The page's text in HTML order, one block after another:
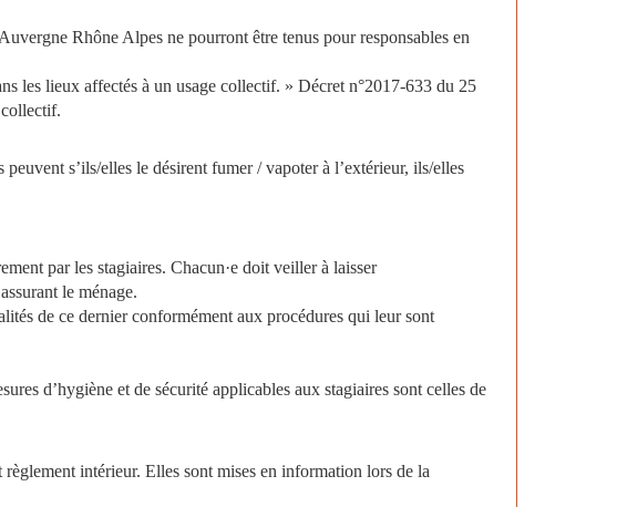
Rhône Alpes ne pourront être tenus pour responsables en
les lieux affectés à un usage collectif. » Décret n°2017-633 du 25
s’ils/elles le désirent fumer / vapoter à l’extérieur, ils/elles
par les stagiaires. Chacun·e doit veiller à laisser
le ménage.
de ce dernier conformément aux procédures qui leur sont
d’hygiène et de sécurité applicables aux stagiaires sont celles de
règlement intérieur. Elles sont mises en information lors de la